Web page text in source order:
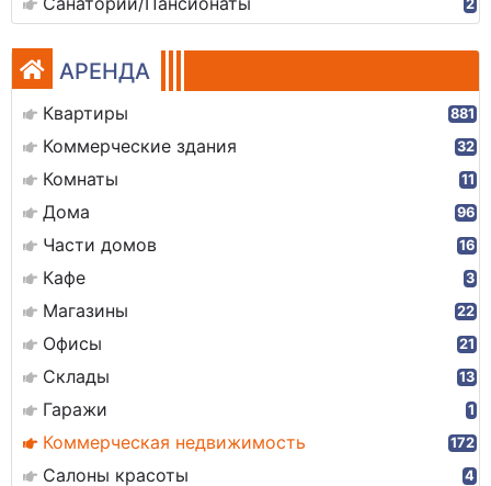
2
АРЕНДА
Квартиры 881
Коммерческие здания 32
Комнаты 11
Дома 96
Части домов 16
Кафе 3
Магазины 22
Офисы 21
Склады 13
Гаражи 1
Коммерческая недвижимость 172
Салоны красоты 4